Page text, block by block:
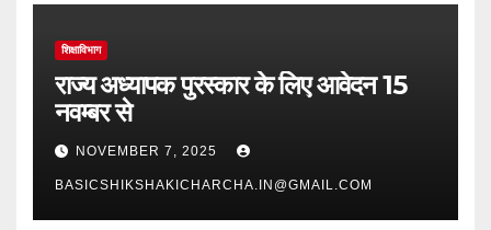
शिक्षाविभाग
राज्य अध्यापक पुरस्कार के लिए आवेदन 15
नवम्बर से
NOVEMBER 7, 2025
BASICSHIKSHAKICHARCHA.IN@GMAIL.COM